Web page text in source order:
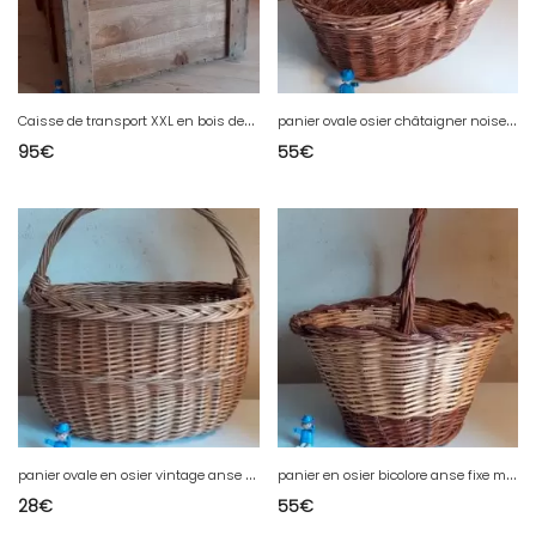
C
aisse de transport XXL en bois des années 1930 Épicerie Confiserie
95€
p
anier ovale osier châtaigner noisetier? vintage anse fixe
55€
p
anier ovale en osier vintage anse fixe
28€
p
anier en osier bicolore anse fixe marché courses vintage authentique
55€